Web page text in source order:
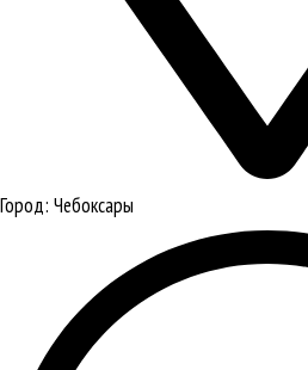
Город: Чебоксары